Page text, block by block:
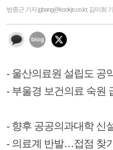
방종근 기자 jgbang@kookje.co.kr, 김미희
- 울산의료원 설립도 공
- 부울경 보건의료 숙원
- 향후 공공의과대학 신
- 의료계 반발…접점 찾